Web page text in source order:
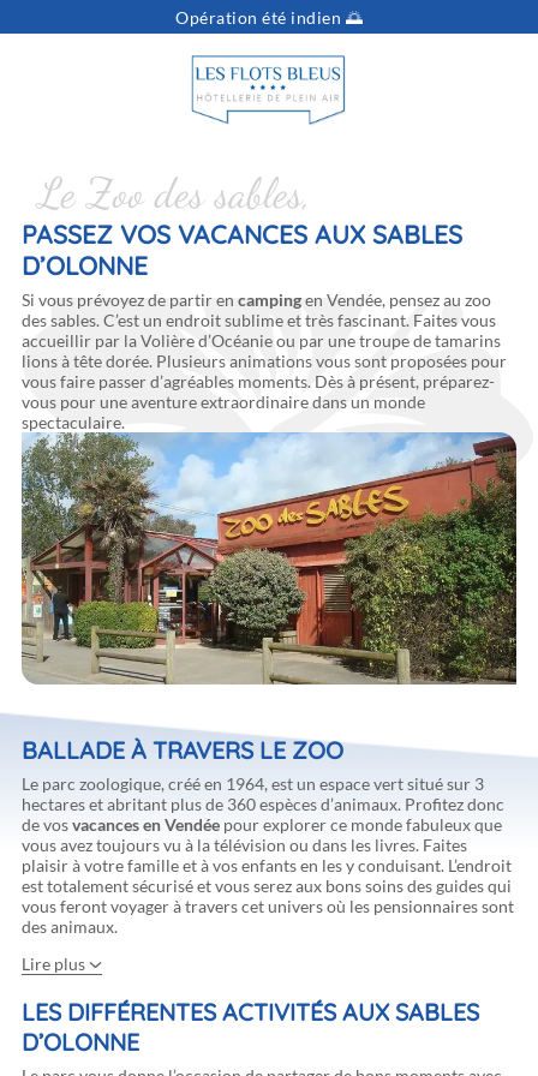
Opération été indien 🌅
Le Zoo des sables,
PASSEZ VOS VACANCES AUX SABLES
D’OLONNE
Si vous prévoyez de partir en campingen Vendée, pensez au zoo
des sables. C’est un endroit sublime et très fascinant. Faites vous
accueillir par la Volière d’Océanie ou par une troupe de tamarins
lions à tête dorée. Plusieurs animations vous sont proposées pour
vous faire passer d’agréables moments. Dès à présent, préparez-
vous pour une aventure extraordinaire dans un monde
spectaculaire.
BALLADE À TRAVERS LE ZOO
Le parc zoologique, créé en 1964, est un espace vert situé sur 3
hectares et abritant plus de 360 espèces d’animaux. Profitez donc
de vosvacances en Vendéepour explorer ce monde fabuleux que
vous avez toujours vu à la télévision ou dans les livres. Faites
plaisir à votre famille et à vos enfants en les y conduisant. L’endroit
est totalement sécurisé et vous serez aux bons soins des guides qui
vous feront voyager à travers cet univers où les pensionnaires sont
des animaux.
Lire plus
LES DIFFÉRENTES ACTIVITÉS AUX SABLES
D’OLONNE